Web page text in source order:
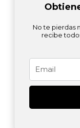
No te pierdas
recibe